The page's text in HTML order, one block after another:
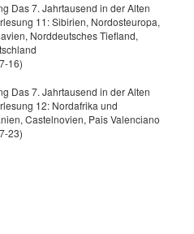
Das 7. Jahrtausend in der Alten
11: Sibirien, Nordosteuropa,
Norddeutsches Tiefland,
16)
Das 7. Jahrtausend in der Alten
12: Nordafrika und
Castelnovien, Pais Valenciano
23)